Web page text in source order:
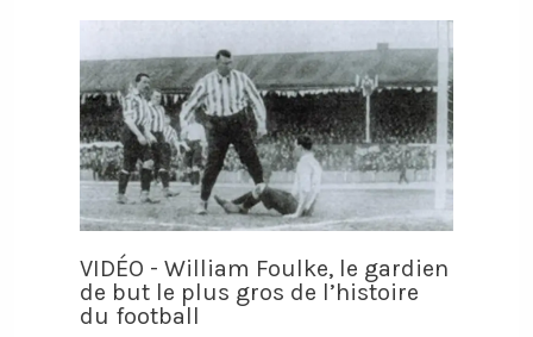
VIDÉO - William Foulke, le gardien
de but le plus gros de l’histoire
du football